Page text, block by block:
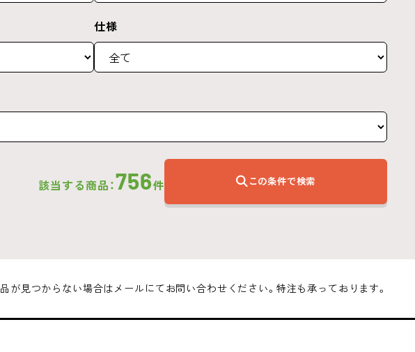
仕様
該当する商品：756件 この条件で検索
が見つからない場合はメールにてお問い合わせください。特注も承っております。